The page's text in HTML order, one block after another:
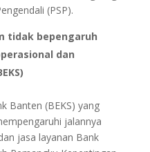
(PSP).
tidak bepengaruh
dan
Banten (BEKS) yang
jalannya
jasa layanan Bank